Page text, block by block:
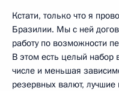
Кстати, только что я
Бразилии. Мы с ней
работу по возможности
В этом есть целый набор
числе и меньшая
резервных валют,